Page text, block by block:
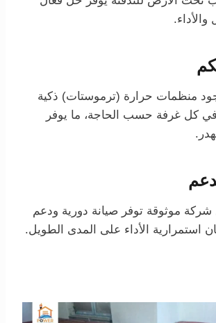
منظمات حرارة (ترموستات) ذكية
كل غرفة حسب الحاجة، ما يوفر
شركة موثوقة توفر صيانة دورية ودعم
استمرارية الأداء على المدى الطويل.